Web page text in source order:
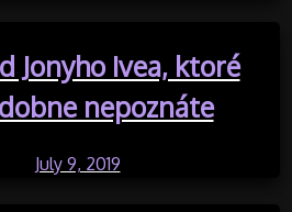
Jonyho Ivea, ktoré
nepoznáte
July 9, 2019